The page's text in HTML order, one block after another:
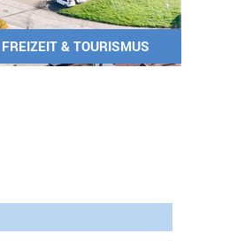
FREIZEIT & TOURISMUS